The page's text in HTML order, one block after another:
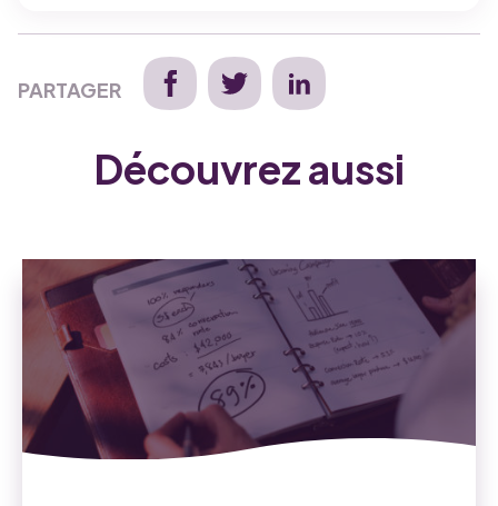
PARTAGER
Découvrez aussi